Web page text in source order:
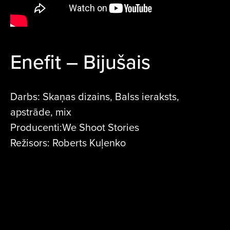
Enefit – Bijušais
Darbs: Skaņas dizains, Balss ieraksts,
apstrāde, mix
Producenti:We Shoot Stories
Režisors: Roberts Kuļenko